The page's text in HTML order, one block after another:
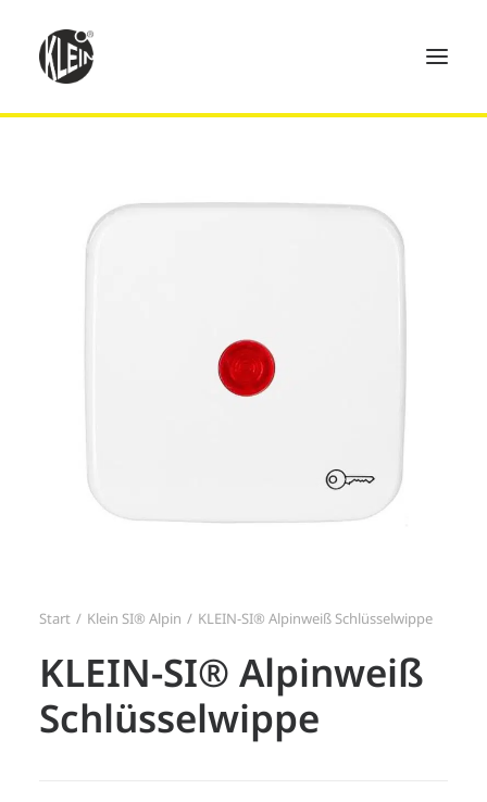
Home
Händler
Über uns
Start Klein SI® Alpin KLEIN-SI® Alpinweiß Schlüsselwippe
KLEIN-SI® Alpinweiß
Schlüsselwippe